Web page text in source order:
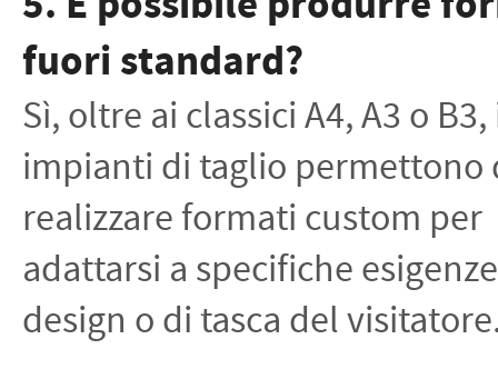
fuori standard?
Sì, oltre ai classici A4, A3 o
impianti di taglio permettono
realizzare formati custom per
adattarsi a specifiche
design o di tasca del